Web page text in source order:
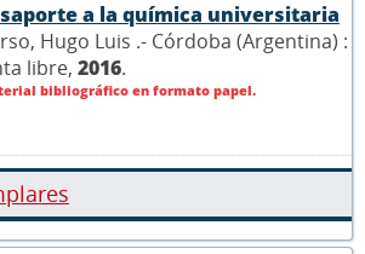
a la química universitaria
Hugo Luis .- Córdoba (Argentina) :
libre, 2016.
bibliográfico en formato papel.